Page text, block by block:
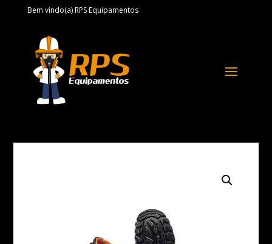
Bem vindo(a) RPS Equipamentos